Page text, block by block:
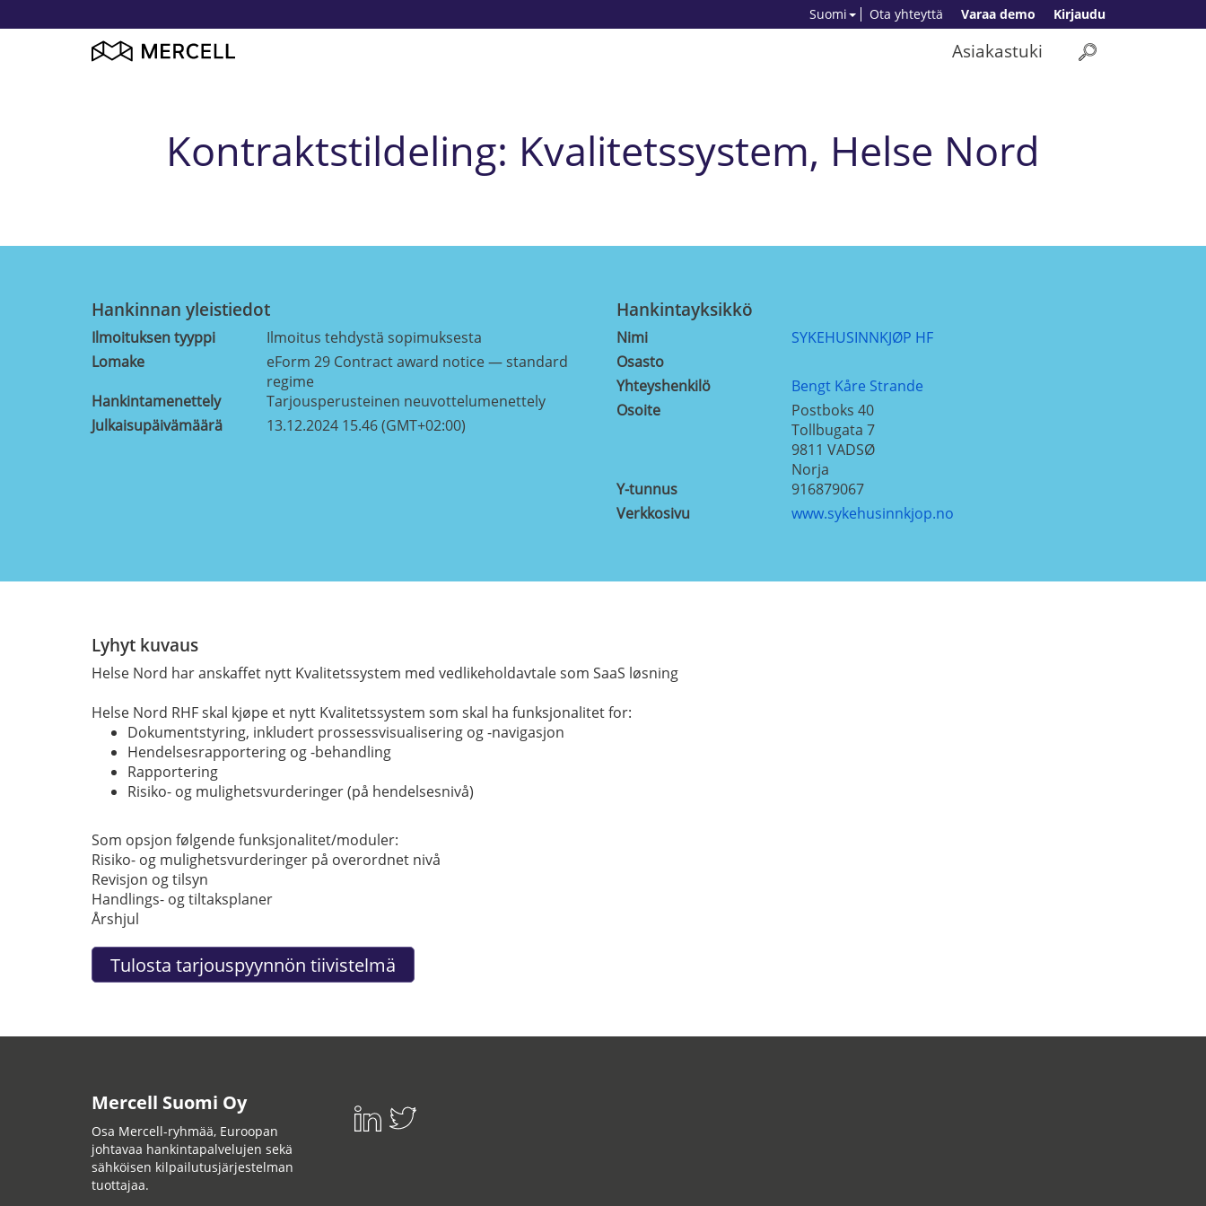
Kirjaudu
Varaa demo
Ota yhteyttä
Suomi
Asiakastuki
Kontraktstildeling: Kvalitetssystem, Helse Nord
Hankinnan yleistiedot
Ilmoituksen tyyppi
Ilmoitus tehdystä sopimuksesta
Lomake
eForm 29 Contract award notice — standard
regime
Hankintamenettely
Tarjousperusteinen neuvottelumenettely
Julkaisupäivämäärä
13.12.2024 15.46 (GMT+02:00)
Hankintayksikkö
Nimi
SYKEHUSINNKJØP HF
Osasto
Yhteyshenkilö
Bengt Kåre Strande
Osoite
Postboks 40
Tollbugata 7
9811 VADSØ
Norja
Y-tunnus
916879067
Verkkosivu
www.sykehusinnkjop.no
Lyhyt kuvaus
Helse Nord har anskaffet nytt Kvalitetssystem med vedlikeholdavtale som SaaS løsning
Helse Nord RHF skal kjøpe et nytt Kvalitetssystem som skal ha funksjonalitet for:
Dokumentstyring, inkludert prossessvisualisering og -navigasjon
Hendelsesrapportering og -behandling
Rapportering
Risiko- og mulighetsvurderinger (på hendelsesnivå)
Som opsjon følgende funksjonalitet/moduler:
Risiko- og mulighetsvurderinger på overordnet nivå
Revisjon og tilsyn
Handlings- og tiltaksplaner
Årshjul
Mercell Suomi Oy
Osa Mercell-ryhmää, Euroopan
johtavaa hankintapalvelujen sekä
sähköisen kilpailutusjärjestelman
tuottajaa.